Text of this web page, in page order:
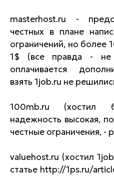
masterhost.ru -
честных в плане
ограничений, но более
1$ (все правда - не
оплачивается
взять 1job.ru не
100mb.ru (хостил
надежность высокая,
честные ограничения, -
valuehost.ru (хостил
статье http://1ps.ru/